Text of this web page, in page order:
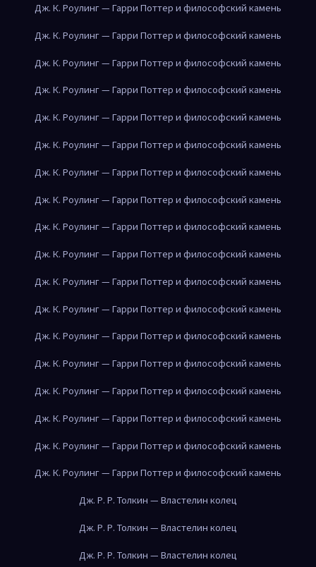
Дж. К. Роулинг — Гарри Поттер и философский камень
Дж. К. Роулинг — Гарри Поттер и философский камень
Дж. К. Роулинг — Гарри Поттер и философский камень
Дж. К. Роулинг — Гарри Поттер и философский камень
Дж. К. Роулинг — Гарри Поттер и философский камень
Дж. К. Роулинг — Гарри Поттер и философский камень
Дж. К. Роулинг — Гарри Поттер и философский камень
Дж. К. Роулинг — Гарри Поттер и философский камень
Дж. К. Роулинг — Гарри Поттер и философский камень
Дж. К. Роулинг — Гарри Поттер и философский камень
Дж. К. Роулинг — Гарри Поттер и философский камень
Дж. К. Роулинг — Гарри Поттер и философский камень
Дж. К. Роулинг — Гарри Поттер и философский камень
Дж. К. Роулинг — Гарри Поттер и философский камень
Дж. К. Роулинг — Гарри Поттер и философский камень
Дж. К. Роулинг — Гарри Поттер и философский камень
Дж. К. Роулинг — Гарри Поттер и философский камень
Дж. К. Роулинг — Гарри Поттер и философский камень
Дж. Р. Р. Толкин — Властелин колец
Дж. Р. Р. Толкин — Властелин колец
Дж. Р. Р. Толкин — Властелин колец